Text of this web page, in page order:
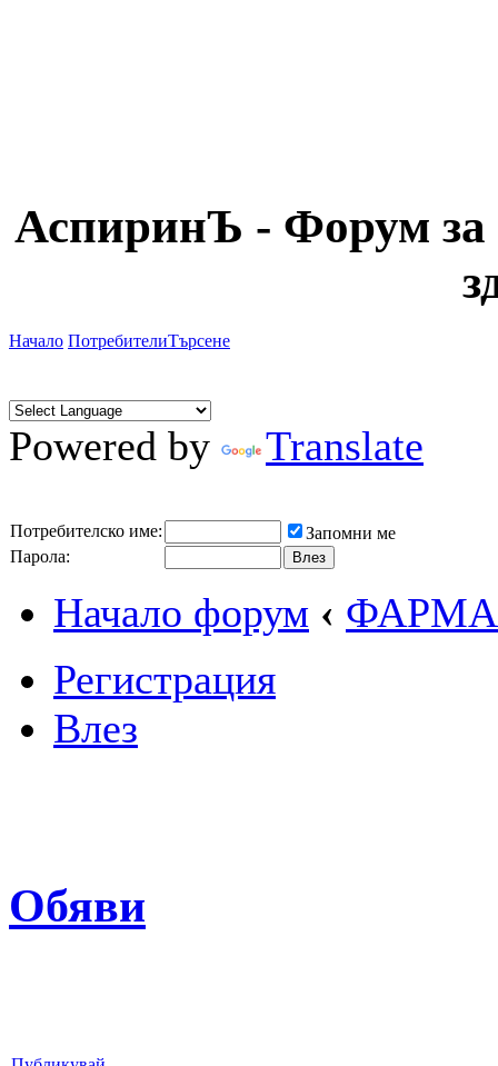
АспиринЪ - Форум за
Начало ПотребителиТърсене
Powered by Translate
Потребителско име:
Запомни ме
Парола:
Начало форум ‹
Регистрация
Влез
Обяви